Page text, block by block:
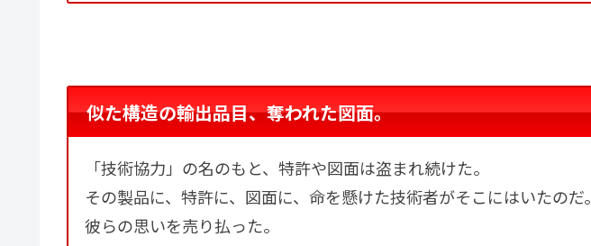
似た構造の輸出品目、奪われた図面。
「技術協力」の名のもと、特許や図面は盗まれ続けた。
その製品に、特許に、図面に、命を懸けた技術者がそこにはいたのだ。
彼らの思いを売り払った。